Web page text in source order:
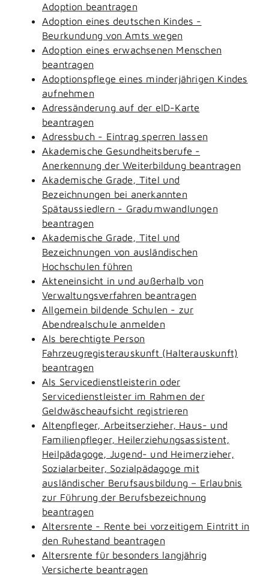
Adoption beantragen
Adoption eines deutschen Kindes -
Beurkundung von Amts wegen
Adoption eines erwachsenen Menschen
beantragen
Adoptionspflege eines minderjährigen Kindes
aufnehmen
Adressänderung auf der eID-Karte
beantragen
Adressbuch - Eintrag sperren lassen
Akademische Gesundheitsberufe -
Anerkennung der Weiterbildung beantragen
Akademische Grade, Titel und
Bezeichnungen bei anerkannten
Spätaussiedlern - Gradumwandlungen
beantragen
Akademische Grade, Titel und
Bezeichnungen von ausländischen
Hochschulen führen
Akteneinsicht in und außerhalb von
Verwaltungsverfahren beantragen
Allgemein bildende Schulen - zur
Abendrealschule anmelden
Als berechtigte Person
Fahrzeugregisterauskunft (Halterauskunft)
beantragen
Als Servicedienstleisterin oder
Servicedienstleister im Rahmen der
Geldwäscheaufsicht registrieren
Altenpfleger, Arbeitserzieher, Haus- und
Familienpfleger, Heilerziehungsassistent,
Heilpädagoge, Jugend- und Heimerzieher,
Sozialarbeiter, Sozialpädagoge mit
ausländischer Berufsausbildung – Erlaubnis
zur Führung der Berufsbezeichnung
beantragen
Altersrente - Rente bei vorzeitigem Eintritt in
den Ruhestand beantragen
Altersrente für besonders langjährig
Versicherte beantragen